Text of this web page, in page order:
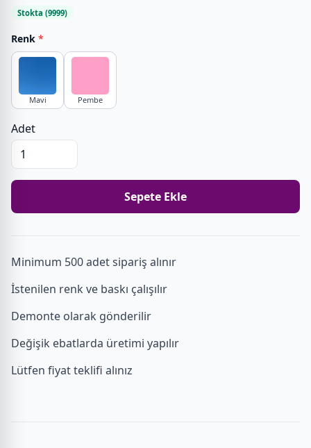
Stokta (9999)
Renk *
Mavi Pembe
Adet
Sepete Ekle
Minimum 500 adet sipariş alınır
İstenilen renk ve baskı çalışılır
Demonte olarak gönderilir
Değişik ebatlarda üretimi yapılır
Lütfen fiyat teklifi alınız